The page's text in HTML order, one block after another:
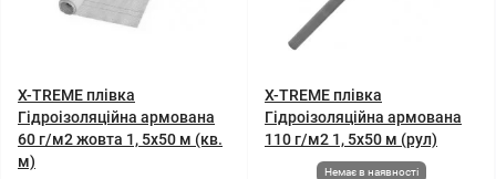
X-TREME плівка
Гідроізоляційна армована
60 г/м2 жовта 1, 5x50 м (кв.
м)
X-TREME плівка
Гідроізоляційна армована
110 г/м2 1, 5x50 м (рул)
Немає в наявності